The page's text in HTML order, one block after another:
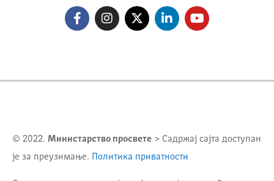
© 2022. Министарство просвете > Садржај сајта доступан
је за преузимање. Политика приватности